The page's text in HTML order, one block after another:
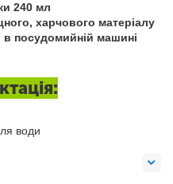
240 мл
харчового матеріалу
посудомийній машині
води